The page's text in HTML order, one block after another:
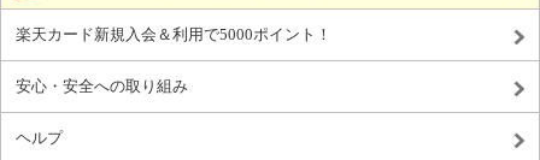
楽天カード新規入会＆利用で5000ポイント！
安心・安全への取り組み
ヘルプ